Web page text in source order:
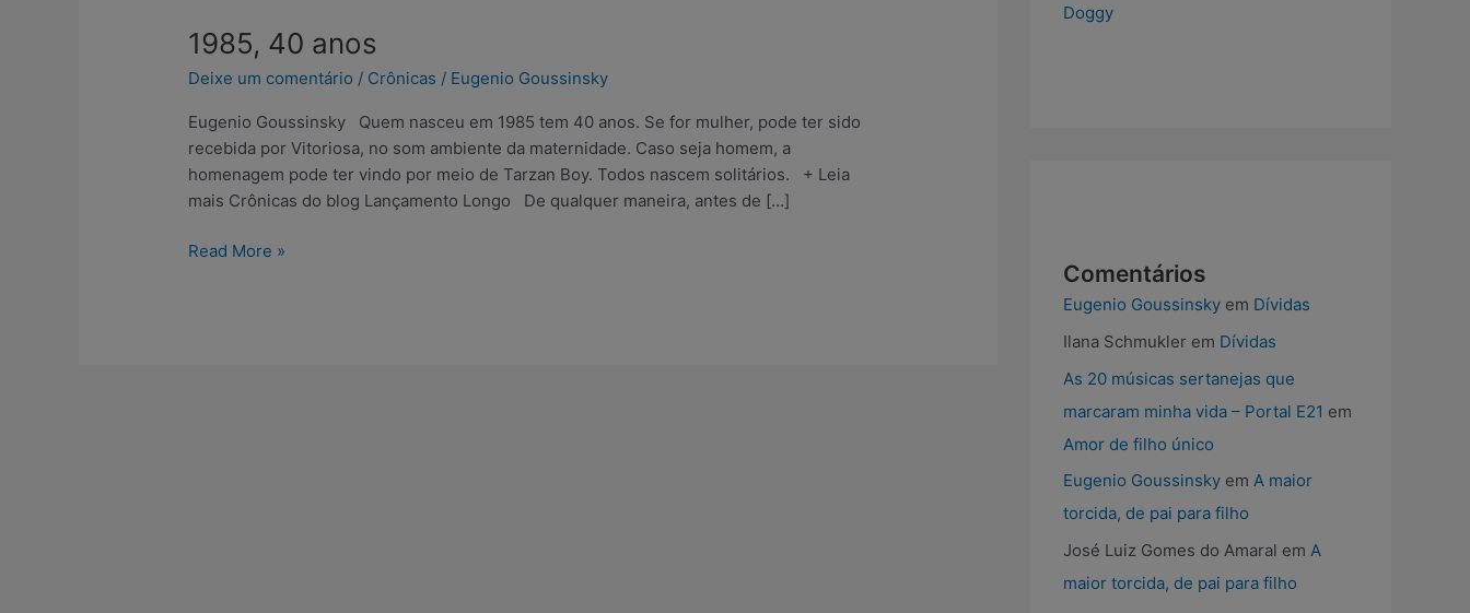
1985, 40 anos
Deixe um comentário / Crônicas / Eugenio Goussinsky
Eugenio Goussinsky Quem nasceu em 1985 tem 40 anos. Se for mulher, pode ter sido
recebida por Vitoriosa, no som ambiente da maternidade. Caso seja homem, a
homenagem pode ter vindo por meio de Tarzan Boy. Todos nascem solitários. + Leia
mais Crônicas do blog Lançamento Longo De qualquer maneira, antes de […]
anos
Read More »
Doggy
Comentários
Eugenio Goussinsky em Dívidas
Ilana Schmukler em Dívidas
As 20 músicas sertanejas que
marcaram minha vida – Portal E21 em
Amor de filho único
Eugenio Goussinsky em A maior
torcida, de pai para filho
José Luiz Gomes do Amaral em A
maior torcida, de pai para filho